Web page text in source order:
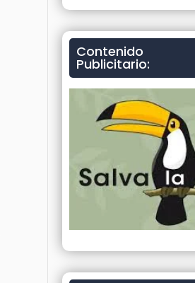
Contenido
Publicitario: